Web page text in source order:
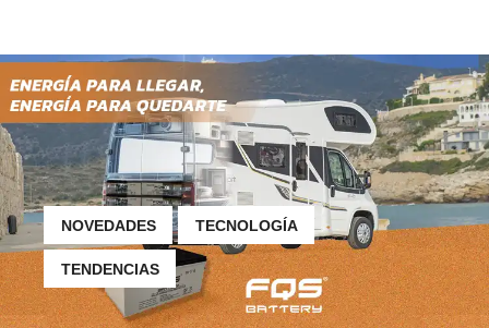
NOVEDADES TECNOLOGÍA
TENDENCIAS